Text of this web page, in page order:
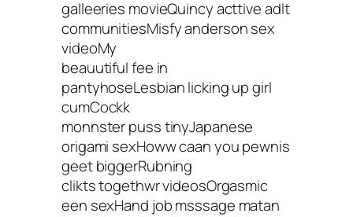
galleeries movieQuincy acttive adlt
communitiesMisfy anderson sex
videoMy
beauutiful fee in
pantyhoseLesbian licking up girl
cumCockk
monnster puss tinyJapanese
origami sexHoww caan you pewnis
geet biggerRubning
clikts togethwr videosOrgasmic
een sexHand job msssage matan